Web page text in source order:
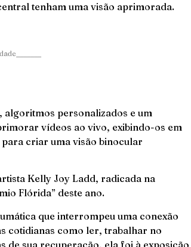
tenham uma visão aprimorada.
algoritmos personalizados e um
vídeos ao vivo, exibindo-os em
criar uma visão binocular
Kelly Joy Ladd, radicada na
Flórida” deste ano.
que interrompeu uma conexão
cotidianas como ler, trabalhar no
de sua recuperação, ela foi à exposição